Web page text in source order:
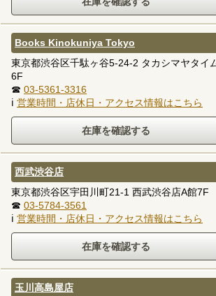
Books Kinokuniya Tokyo
東京都渋谷区千駄ヶ谷5-24-2 タカシマヤタイ
6F
☎ 03-5361-3316
ℹ 営業時間・店休日・アクセス情報はこちら
西武渋谷店
東京都渋谷区宇田川町21-1 西武渋谷店A館7F
☎ 03-5784-3561
ℹ 営業時間・店休日・アクセス情報はこちら
玉川高島屋店